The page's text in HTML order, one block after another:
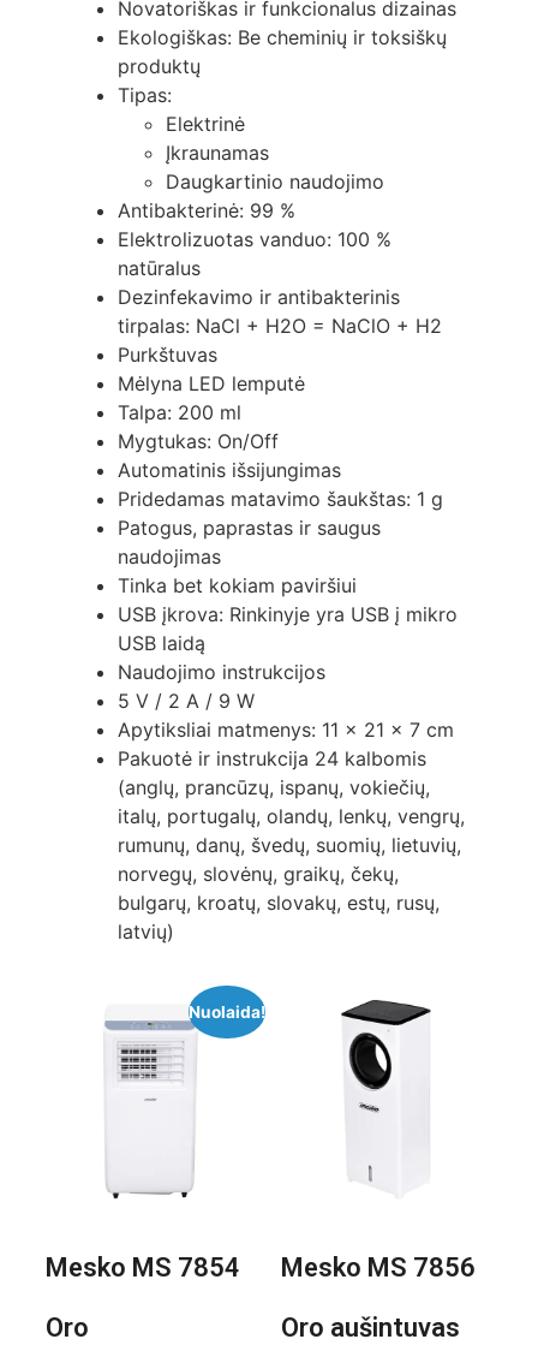
Novatoriškas ir funkcionalus dizainas
Ekologiškas: Be cheminių ir toksiškų
produktų
Tipas:
Elektrinė
Įkraunamas
Daugkartinio naudojimo
Antibakterinė: 99 %
Elektrolizuotas vanduo: 100 %
natūralus
Dezinfekavimo ir antibakterinis
tirpalas: NaCl + H2O = NaClO + H2
Purkštuvas
Mėlyna LED lemputė
Talpa: 200 ml
Mygtukas: On/Off
Automatinis išsijungimas
Pridedamas matavimo šaukštas: 1 g
Patogus, paprastas ir saugus
naudojimas
Tinka bet kokiam paviršiui
USB įkrova: Rinkinyje yra USB į mikro
USB laidą
Naudojimo instrukcijos
5 V / 2 A / 9 W
Apytiksliai matmenys: 11 x 21 x 7 cm
Pakuotė ir instrukcija 24 kalbomis
(anglų, prancūzų, ispanų, vokiečių,
italų, portugalų, olandų, lenkų, vengrų,
rumunų, danų, švedų, suomių, lietuvių,
norvegų, slovėnų, graikų, čekų,
bulgarų, kroatų, slovakų, estų, rusų,
latvių)
Nuolaida!
Mesko MS 7854
Oro
Mesko MS 7856
Oro aušintuvas